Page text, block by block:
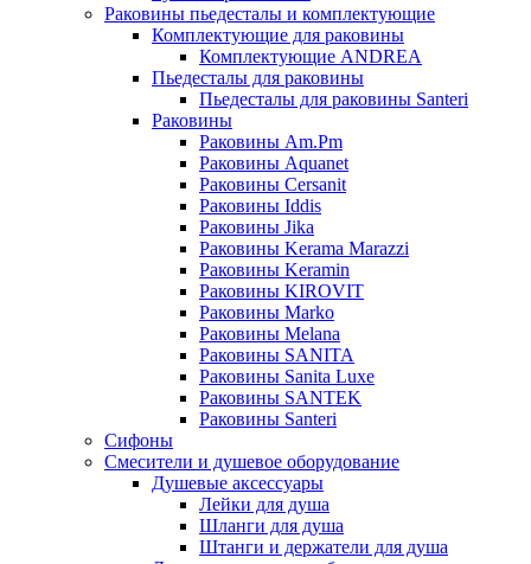
Раковины пьедесталы и комплектующие
Комплектующие для раковины
Комплектующие ANDREA
Пьедесталы для раковины
Пьедесталы для раковины Santeri
Раковины
Раковины Am.Pm
Раковины Aquanet
Раковины Cersanit
Раковины Iddis
Раковины Jika
Раковины Kerama Marazzi
Раковины Keramin
Раковины KIROVIT
Раковины Marko
Раковины Melana
Раковины SANITA
Раковины Sanita Luxe
Раковины SANTEK
Раковины Santeri
Сифоны
Смесители и душевое оборудование
Душевые аксессуары
Лейки для душа
Шланги для душа
Штанги и держатели для душа